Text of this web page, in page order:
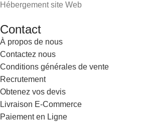
Hébergement site Web
Contact
À propos de nous
Contactez nous
Conditions générales de vente
Recrutement
Obtenez vos devis
Livraison E-Commerce
Paiement en Ligne